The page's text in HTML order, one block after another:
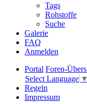
Tags
Rohstoffe
Suche
Galerie
FAQ
Anmelden
Portal Foren-
Select Language ▼
Regeln
Impressum